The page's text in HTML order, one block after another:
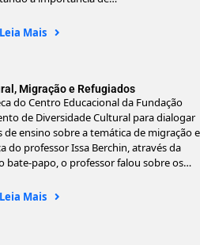
Leia Mais
Migração e Refugiados
do Centro Educacional da Fundação
de Diversidade Cultural para dialogar
ensino sobre a temática de migração e
do professor Issa Berchin, através da
bate-papo, o professor falou sobre os…
Leia Mais